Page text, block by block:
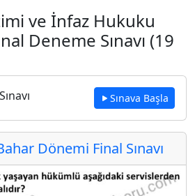
ve İnfaz Hukuku
Deneme Sınavı (19
Sınava Başla
Dönemi Final Sınavı